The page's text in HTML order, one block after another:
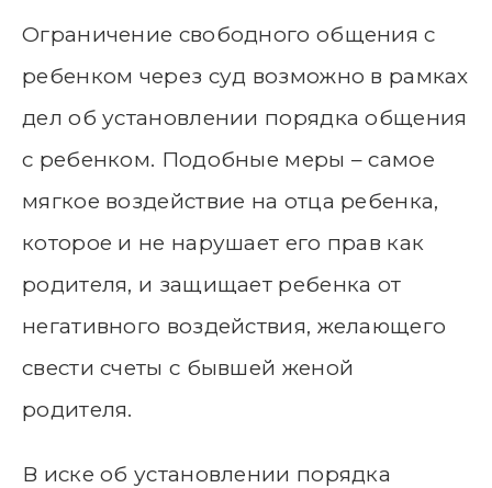
Ограничение свободного общения с
ребенком через суд возможно в рамках
дел об установлении порядка общения
с ребенком. Подобные меры – самое
мягкое воздействие на отца ребенка,
которое и не нарушает его прав как
родителя, и защищает ребенка от
негативного воздействия, желающего
свести счеты с бывшей женой
родителя.
В иске об установлении порядка